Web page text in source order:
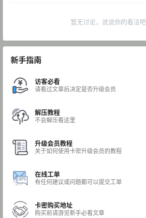
暂无讨论，说说你的看法吧
新手指南
访客必看
请看过文章后决定是否升级会员
解压教程
不会解压看这里
升级会员教程
关于如何使用卡密升级会员的教程
在线工单
有任何建议或问题都可以提交工单
卡密购买地址
购买前请游览新手必看文章